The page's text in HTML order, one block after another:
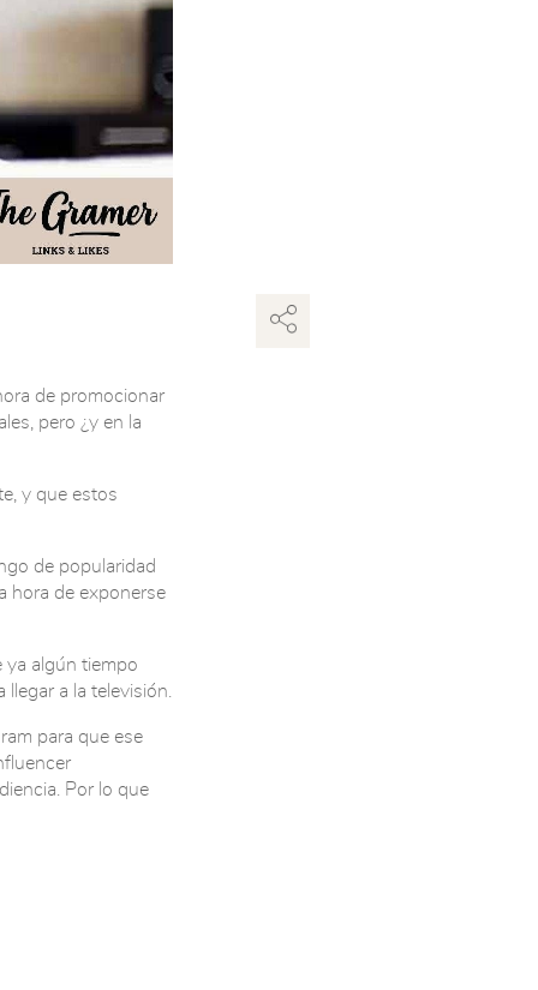
de promocionar
pero ¿y en la
y que estos
de popularidad
hora de exponerse
ya algún tiempo
a la televisión.
para que ese
Por lo que